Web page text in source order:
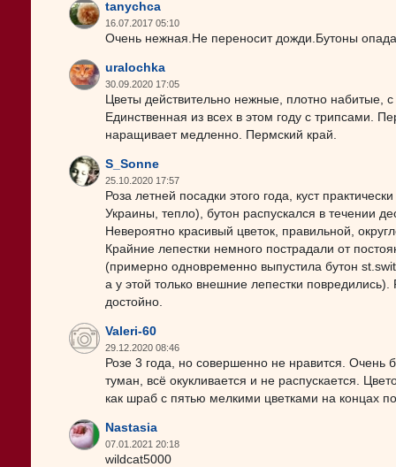
tanychca
16.07.2017 05:10
Очень нежная.Не переносит дожди.Бутоны
uralochka
30.09.2020 17:05
Цветы действительно нежные, плотно набитые,
Единственная из всех в этом году с трипсами.
наращивает медленно. Пермский край.
S_Sonne
25.10.2020 17:57
Роза летней посадки этого года, куст
Украины, тепло), бутон распускался в течении
Невероятно красивый цветок, правильной,
Крайние лепестки немного пострадали от
(примерно одновременно выпустила бутон
а у этой только внешние лепестки
достойно.
Valeri-60
29.12.2020 08:46
Розе 3 года, но совершенно не нравится.
туман, всё окукливается и не распускается.
как шраб с пятью мелкими цветками на концах
Nastasia
07.01.2021 20:18
wildcat5000